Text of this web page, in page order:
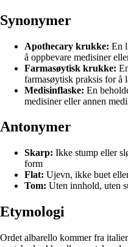
Synonymer
Apothecary krukke: En
å oppbevare medisiner
Farmasøytisk krukke:
farmasøytisk praksis for å
Medisinflaske: En
medisiner eller annen
Antonymer
Skarp: Ikke stump eller
form
Flat: Ujevn, ikke buet
Tom: Uten innhold, uten
Etymologi
Ordet albarello kommer fra